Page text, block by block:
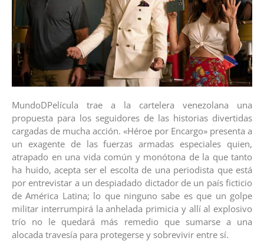
MundoDPelícula trae a la cartelera venezolana una
propuesta para los seguidores de las historias divertidas
cargadas de mucha acción. «Héroe por Encargo» presenta a
un exagente de las fuerzas armadas especiales quien,
atrapado en una vida común y monótona de la que tanto
ha huido, acepta ser el escolta de una periodista que está
por entrevistar a un despiadado dictador de un país ficticio
de América Latina; lo que ninguno sabe es que un golpe
militar interrumpirá la anhelada primicia y allí al explosivo
trío no le quedará más remedio que sumarse a una
alocada travesía para protegerse y sobrevivir entre sí.